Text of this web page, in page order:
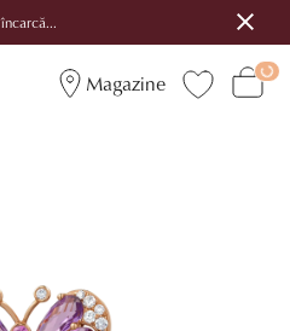
Magazine